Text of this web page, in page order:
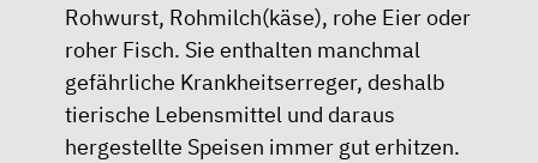
Rohwurst, Rohmilch(käse), rohe Eier oder
roher Fisch. Sie enthalten manchmal
gefährliche Krankheitserreger, deshalb
tierische Lebensmittel und daraus
hergestellte Speisen immer gut erhitzen.